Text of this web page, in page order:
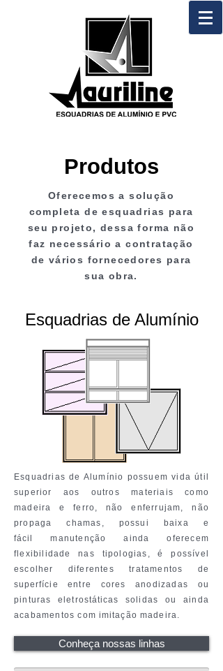
Produtos
Esquadrias de Alumínio
Oferecemos a solução
completa de esquadrias para
seu projeto, dessa forma não
faz necessário a contratação
de vários fornecedores para
sua obra.
Esquadrias de Alumínio possuem vida útil
superior aos outros materiais como
madeira e ferro, não enferrujam, não
propaga chamas, possui baixa e
fácil
manutenção ainda oferecem
flexibilidade nas tipologias, é possível
escolher diferentes tratamentos de
superfície
entre cores anodizadas ou
pinturaseletrostáticas solidas ou ainda
acabamentos comimitação madeira.
Conheça nossas linhas